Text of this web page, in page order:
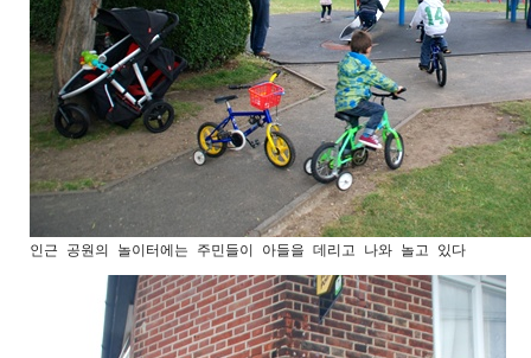
인근 공원의 놀이터에는 주민들이 아들을 데리고 나와 놀고 있다